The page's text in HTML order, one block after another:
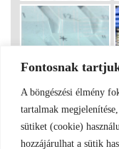
Fontosnak
A böngészési élmény
tartalmak
sütiket (cookie)
hozzájárulhat a sütik
ADATKEZELÉSI
szerelés |